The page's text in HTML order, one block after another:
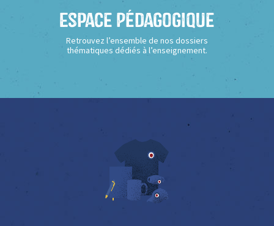
Espace Pédagogique
Retrouvez l’ensemble de nos dossiers
thématiques dédiés à l’enseignement.